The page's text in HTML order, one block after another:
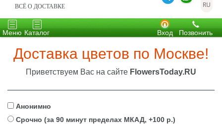
ВСЁ О ДОСТАВКЕ
Toggle
navigation
Меню
Toggle
navigation
Каталог Позвонить
Вход
Доставка цветов по Москве!
Приветствуем Вас на сайте FlowersToday.RU
Анонимно
Срочно (за 90 минут пределах МКАД, +100 р.)